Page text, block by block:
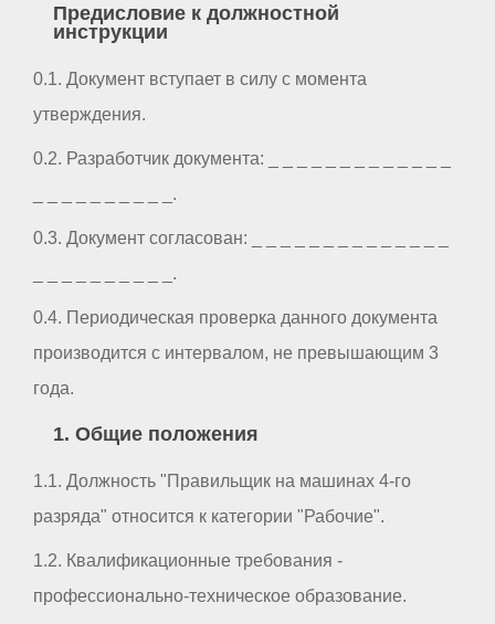
Предисловие к должностной
инструкции
0.1. Документ вступает в силу с момента
утверждения.
0.2. Разработчик документа: _ _ _ _ _ _ _ _ _ _ _ _ _
_ _ _ _ _ _ _ _ _ _.
0.3. Документ согласован: _ _ _ _ _ _ _ _ _ _ _ _ _ _
_ _ _ _ _ _ _ _ _ _.
0.4. Периодическая проверка данного документа
производится с интервалом, не превышающим 3
года.
1. Общие положения
1.1. Должность "Правильщик на машинах 4-го
разряда" относится к категории "Рабочие".
1.2. Квалификационные требования -
профессионально-техническое образование.